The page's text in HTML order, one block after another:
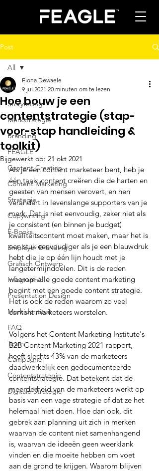
Post
All
Storytelling
Merkstrategie
Branding
FEAGLE
Content Creation
Content Marketing
Strategie
Copywriting
E-Books
Employer Branding
Grafisch Ontwerp
Infographic
Presentation Design
Merkidentiteit
FAQ
Team
Campagne
Contentstrategie
Digitale Strategie
All
Hoe bouw je een
contentstrategie (stap-
voor-stap handleiding &
toolkit)
Fiona Dewaele
9 jul 2021 20 minuten om te lezen
Bijgewerkt op: 21 okt 2021
Als je een content marketeer bent, heb je
één taak: content creëren die de harten en
geesten van mensen verovert, en hen
verandert in levenslange supporters van je
merk. Dat is niet eenvoudig, zeker niet als
je consistent (en binnen je budget)
kwaliteitscontent moet maken, maar het is
een stuk eenvoudiger als je een blauwdruk
hebt die je op één lijn houdt met je
langetermijndoelen. Dit is de reden
waarom alle goede content marketing
begint met een goede content strategie.
Het is ook de reden waarom zo veel
content marketeers worstelen.
Volgens het Content Marketing Institute's
B2B Content Marketing 2021 rapport,
heeft slechts 43% van de marketeers
daadwerkelijk een gedocumenteerde
contentstrategie. Dat betekent dat de
meerderheid van de marketeers werkt op
basis van een vage strategie of dat ze het
helemaal niet doen. Hoe dan ook, dit
gebrek aan planning uit zich in merken
waarvan de content niet samenhangend
is, waarvan de ideeën geen weerklank
vinden en die moeite hebben om voet
aan de grond te krijgen. Waarom blijven